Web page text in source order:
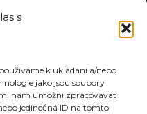
s
k ukládání a/nebo
jako jsou soubory
nám umožní zpracovávat
jedinečná ID na tomto